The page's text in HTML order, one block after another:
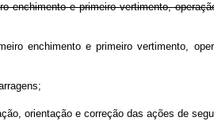
e primeiro vertimento,
enchimento e primeiro vertimento,
orientação e correção das ações de